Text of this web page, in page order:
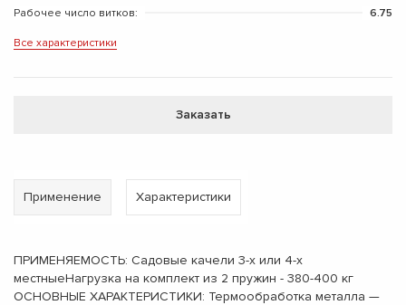
Рабочее число витков:
6.75
Все характеристики
Заказать
Применение Характеристики
ПРИМЕНЯЕМОСТЬ: Садовые качели 3-х или 4-х
местныеНагрузка на комплект из 2 пружин - 380-400 кг
ОСНОВНЫЕ ХАРАКТЕРИСТИКИ: Термообработка металла —